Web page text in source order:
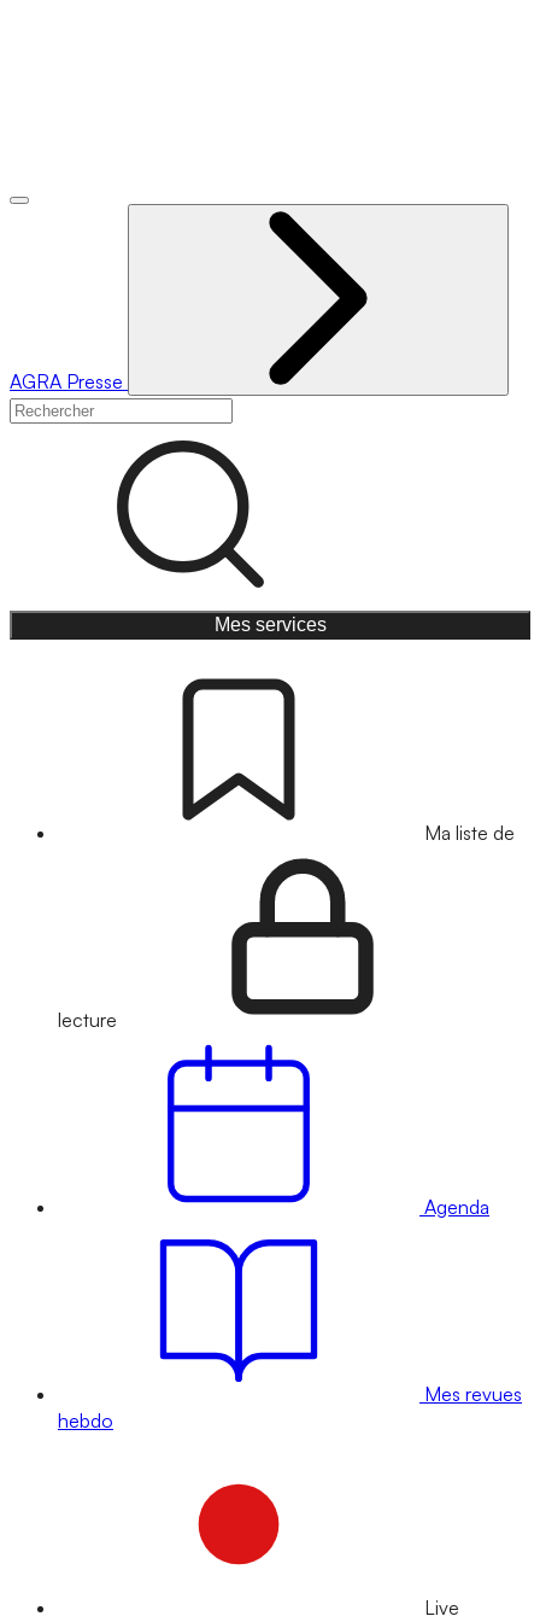
AGRA Presse
Mes services
Ma liste de
lecture
Agenda
Mes revues
hebdo
Live